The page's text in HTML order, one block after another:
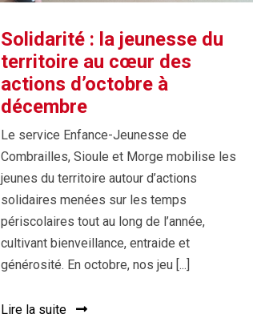
Solidarité : la jeunesse du
territoire au cœur des
actions d’octobre à
décembre
Le service Enfance-Jeunesse de
Combrailles, Sioule et Morge mobilise les
jeunes du territoire autour d’actions
solidaires menées sur les temps
périscolaires tout au long de l’année,
cultivant bienveillance, entraide et
générosité. En octobre, nos jeu [...]
Lire la suite